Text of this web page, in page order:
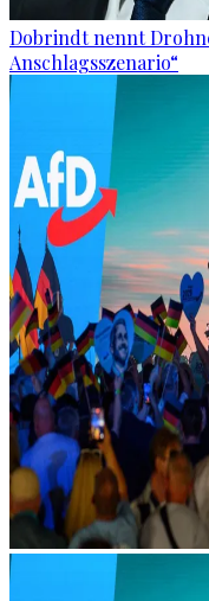
Dobrindt nennt
Anschlagsszenario“